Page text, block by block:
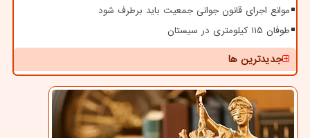
موانع اجرای قانون جوانی جمعیت باید برطرف شود
طوفان ۱۱۵ کیلومتری در سیستان
جدیدترین ها